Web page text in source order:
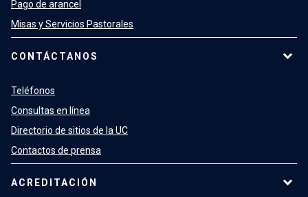
Pago de arancel
Misas y Servicios Pastorales
CONTÁCTANOS
Teléfonos
Consultas en línea
Directorio de sitios de la UC
Contactos de prensa
ACREDITACIÓN